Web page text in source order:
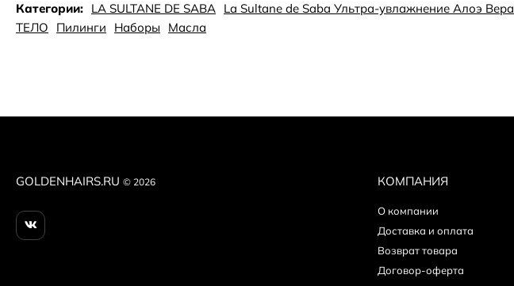
Категории: LA SULTANE DE SABA La Sultane de Saba Ультра-увлажнение Алоэ Вера
ТЕЛО
Пилинги Наборы Масла
GOLDENHAIRS.RU © 2026 КОМПАНИЯ
О компании
Доставка и оплата
Возврат товара
Договор-оферта